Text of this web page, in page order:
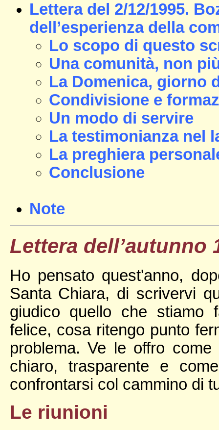
Lettera del 2/12/1995.
dell’esperienza della
Lo scopo di questo
Una comunità, non
La Domenica, giorno
Condivisione e
Un modo di servire
La testimonianza nel
La preghiera
Conclusione
Note
Lettera dell’autunno
Ho pensato quest'anno,
Santa Chiara, di scrivervi
giudico quello che stiamo
felice, cosa ritengo punto
problema. Ve le offro
chiaro, trasparente e
confrontarsi col cammino di
Le riunioni